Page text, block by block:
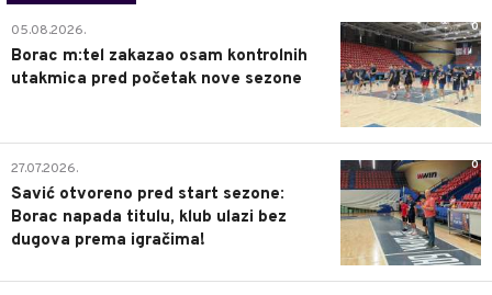
0
05.08.2026.
Borac m:tel zakazao osam kontrolnih
utakmica pred početak nove sezone
0
27.07.2026.
Savić otvoreno pred start sezone:
Borac napada titulu, klub ulazi bez
dugova prema igračima!